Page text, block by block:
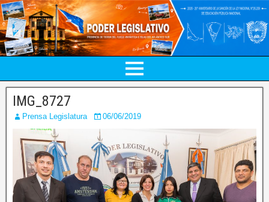
IMG_8727
Prensa Legislatura 06/06/2019